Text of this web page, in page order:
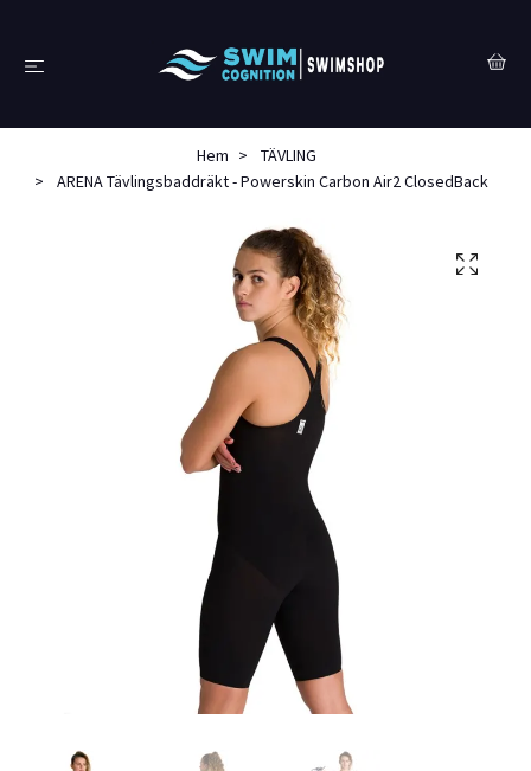
Hem
TÄVLING
ARENA Tävlingsbaddräkt - Powerskin Carbon Air2 ClosedBack